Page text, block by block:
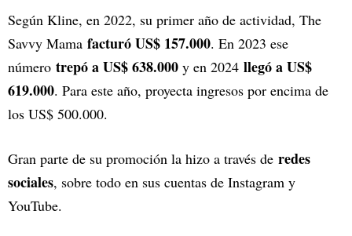
Según Kline, en 2022, su primer año de actividad, The
Savvy Mama facturó US$ 157.000. En 2023 ese
número trepó a US$ 638.000 y en 2024 llegó a US$
619.000. Para este año, proyecta ingresos por encima de
los US$ 500.000.
Gran parte de su promoción la hizo a través de redes
sociales, sobre todo en sus cuentas de Instagram y
YouTube.